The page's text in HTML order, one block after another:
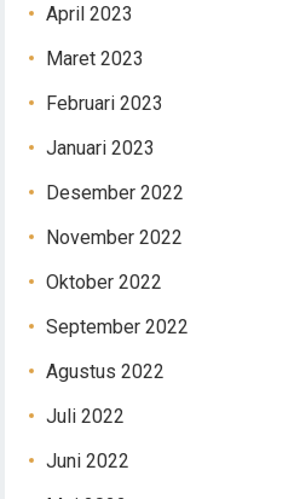
April 2023
Maret 2023
Februari 2023
Januari 2023
Desember 2022
November 2022
Oktober 2022
September 2022
Agustus 2022
Juli 2022
Juni 2022